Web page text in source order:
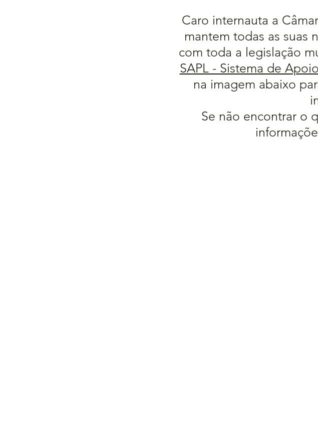
Caro internauta a
mantem todas as suas
com toda a legislação
SAPL - Sistema de
na imagem abaixo
Se não encontrar o